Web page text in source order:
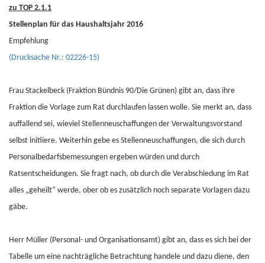
zu TOP 2.1.1
Stellenplan für das Haushaltsjahr 2016
Empfehlung
(Drucksache Nr.: 02226-15)
Frau Stackelbeck (Fraktion Bündnis 90/Die Grünen) gibt an, dass ihre
Fraktion die Vorlage zum Rat durchlaufen lassen wolle. Sie merkt an, dass
auffallend sei, wieviel Stellenneuschaffungen der Verwaltungsvorstand
selbst initiiere. Weiterhin gebe es Stellenneuschaffungen, die sich durch
Personalbedarfsbemessungen ergeben würden und durch
Ratsentscheidungen. Sie fragt nach, ob durch die Verabschiedung im Rat
alles „geheilt“ werde, ober ob es zusätzlich noch separate Vorlagen dazu
gäbe.
Herr Müller (Personal- und Organisationsamt) gibt an, dass es sich bei der
Tabelle um eine nachträgliche Betrachtung handele und dazu diene, den